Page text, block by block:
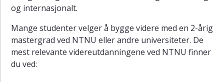
og internasjonalt.
Mange studenter velger å bygge videre med en 2-årig
mastergrad ved NTNU eller andre universiteter. De
mest relevante videreutdanningene ved NTNU finner
du ved: